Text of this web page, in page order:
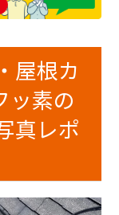
屋根カ
ッ素の
真レポ